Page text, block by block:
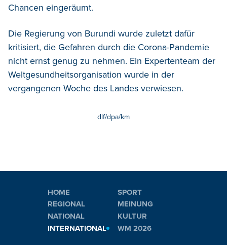
Chancen eingeräumt.
Die Regierung von Burundi wurde zuletzt dafür
kritisiert, die Gefahren durch die Corona-Pandemie
nicht ernst genug zu nehmen. Ein Expertenteam der
Weltgesundheitsorganisation wurde in der
vergangenen Woche des Landes verwiesen.
dlf/dpa/km
HOME
REGIONAL
NATIONAL
INTERNATIONAL
SPORT
MEINUNG
KULTUR
WM 2026